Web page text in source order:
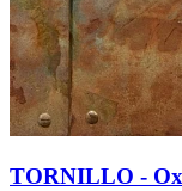
TORNILLO -